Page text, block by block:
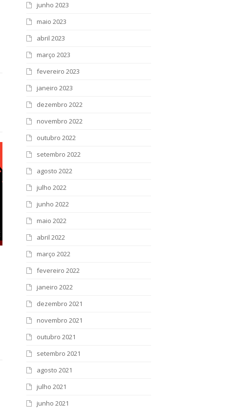
junho 2023
maio 2023
abril 2023
março 2023
fevereiro 2023
janeiro 2023
dezembro 2022
novembro 2022
outubro 2022
setembro 2022
agosto 2022
julho 2022
junho 2022
maio 2022
abril 2022
março 2022
fevereiro 2022
janeiro 2022
dezembro 2021
novembro 2021
outubro 2021
setembro 2021
agosto 2021
julho 2021
junho 2021